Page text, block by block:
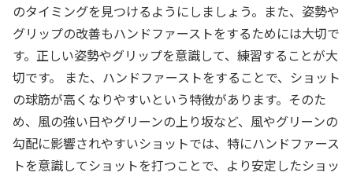
のタイミングを見つけるようにしましょう。また、姿勢や
グリップの改善もハンドファーストをするためには大切で
す。正しい姿勢やグリップを意識して、練習することが大
切です。 また、ハンドファーストをすることで、ショット
の球筋が高くなりやすいという特徴があります。そのた
め、風の強い日やグリーンの上り坂など、風やグリーンの
勾配に影響されやすいショットでは、特にハンドファース
トを意識してショットを打つことで、より安定したショッ